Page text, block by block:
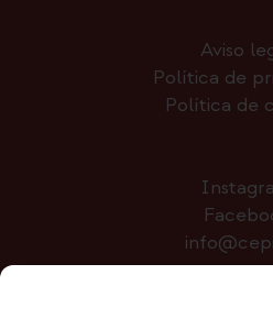
Aviso
Política de
Política de